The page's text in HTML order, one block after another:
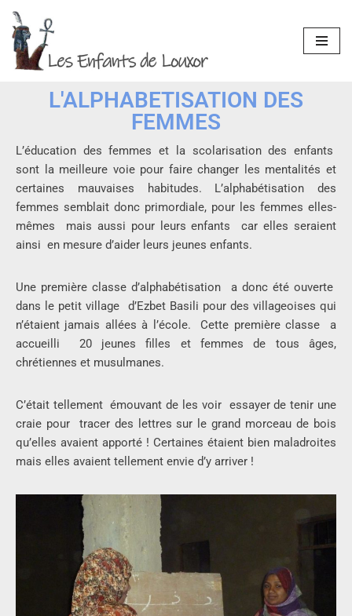
Aller
au
L'ALPHABETISATION DES
FEMMES
L’éducation des femmes et la scolarisation des enfants
sont la meilleure voie pour faire changer les mentalités et
certaines mauvaises habitudes. L’alphabétisation des
femmes semblait donc primordiale, pour les femmes elles-
mêmes mais aussi pour leurs enfants car elles seraient
ainsi en mesure d’aider leurs jeunes enfants.
Une première classe d’alphabétisation a donc été ouverte
dans le petit village d’Ezbet Basili pour des villageoises qui
n’étaient jamais allées à l’école. Cette première classe a
accueilli 20 jeunes filles et femmes de tous âges,
chrétiennes et musulmanes.
C’était tellement émouvant de les voir essayer de tenir une
craie pour tracer des lettres sur le grand morceau de bois
qu’elles avaient apporté ! Certaines étaient bien maladroites
mais elles avaient tellement envie d’y arriver !